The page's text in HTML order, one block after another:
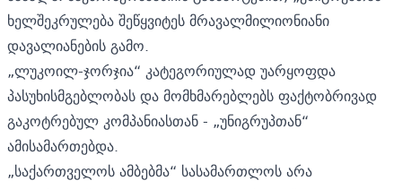
ხელშეკრულება შეწყვიტეს მრავალმილიონიანი
დავალიანების გამო.
„ლუკოილ-ჯორჯია“ კატეგორიულად უარყოფდა
პასუხისმგებლობას და მომხმარებლებს ფაქტობრივად
გაკოტრებულ კომპანიასთან - „უნიგრუპთან“
ამისამართებდა.
„საქართველოს ამბებმა“ სასამართლოს არა